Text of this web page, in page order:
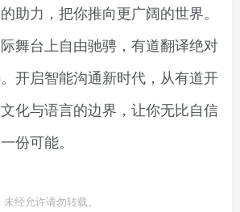
助力，把你推向更广阔的世界。
舞台上自由驰骋，有道翻译绝对
开启智能沟通新时代，从有道开
化与语言的边界，让你无比自信
份可能。
经允许请勿转载。